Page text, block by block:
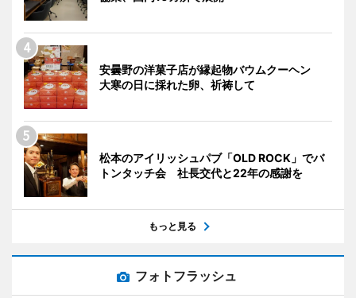
安曇野の洋菓子店が縁起物バウムクーヘン
大寒の日に採れた卵、祈祷して
松本のアイリッシュパブ「OLD ROCK」でバ
トンタッチ会 社長交代と22年の感謝を
もっと見る
フォトフラッシュ